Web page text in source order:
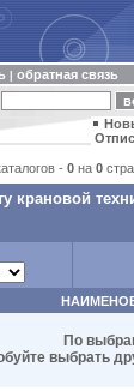
обратная связь
- 0 на 0
крановой
По
выбрать